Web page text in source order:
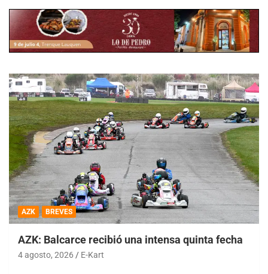
AZK BREVES
AZK: Balcarce recibió una intensa quinta fecha
4 agosto, 2026 E-Kart